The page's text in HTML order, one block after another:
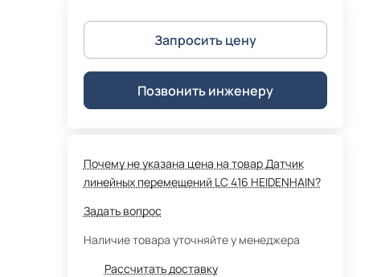
Запросить цену
Позвонить инженеру
Почему не указана цена на товар Датчик
линейных перемещений LC 416 HEIDENHAIN?
Задать вопрос
Наличие товара уточняйте у менеджера
Рассчитать доставку